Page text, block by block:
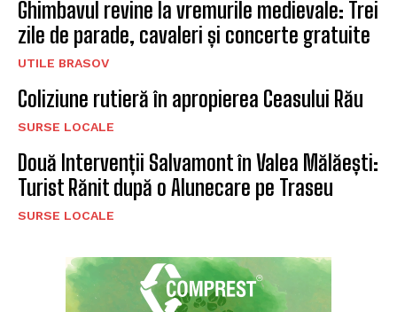
Ghimbavul revine la vremurile medievale: Trei
zile de parade, cavaleri și concerte gratuite
UTILE BRASOV
Coliziune rutieră în apropierea Ceasului Rău
SURSE LOCALE
Două Intervenții Salvamont în Valea Mălăești:
Turist Rănit după o Alunecare pe Traseu
SURSE LOCALE